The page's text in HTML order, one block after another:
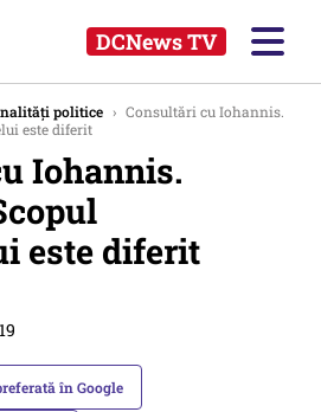
DCNews TV
politice › Consultări cu Iohannis.
este diferit
Iohannis.
este diferit
în Google